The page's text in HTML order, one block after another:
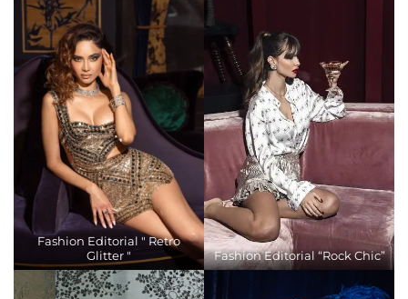
Fashion Editorial " Retro
Glitter "
Fashion Editorial “Rock Chic”